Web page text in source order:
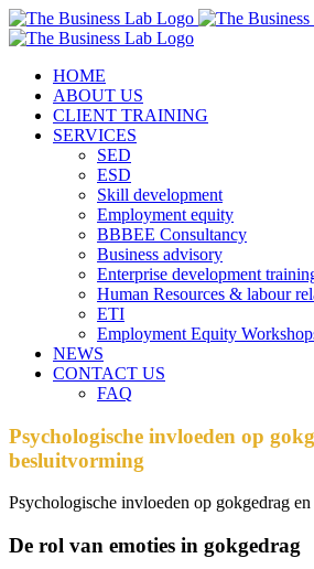
Skip
to
Facebook
Instagram
LinkedIn
HOME
ABOUT US
CLIENT TRAINING
SERVICES
SED
ESD
Skill development
Employment equity
BBBEE Consultancy
Business advisory
Enterprise development
Human Resources & labour
ETI
Employment Equity
NEWS
CONTACT US
FAQ
Psychologische invloeden op
besluitvorming
Psychologische invloeden op gokgedrag
De rol van emoties in gokgedrag